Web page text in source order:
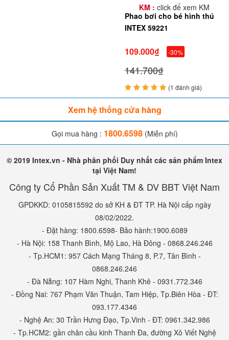
KM : click để xem KM
Phao bơi cho bé hình thú
INTEX 59221
109.000₫ -30%
141.700₫
(1 đánh giá)
Xem hệ thống cửa hàng
Gọi mua hàng : 1800.6598(Miễn phí)
© 2019 Intex.vn - Nhà phân phối Duy nhất các sản phẩm Intex
tại Việt Nam!
Công ty Cổ Phần Sản Xuất TM & DV BBT Việt Nam
GPDKKD: 0105815592 do sở KH & ĐT TP. Hà Nội cấp ngày
08/02/2022.
- Đặt hàng: 1800.6598- Bảo hành:1900.6089
- Hà Nội: 158 Thanh Bình, Mộ Lao, Hà Đông - 0868.246.246
- Tp.HCM1: 957 Cách Mạng Tháng 8, P.7, Tân Bình -
0868.246.246
- Đà Nẵng: 107 Hàm Nghi, Thanh Khê - 0931.772.346
- Đồng Nai: 767 Phạm Văn Thuận, Tam Hiệp, Tp.Biên Hòa - ĐT:
093.177.4346
- Nghệ An: 30 Trần Hưng Đạo, Tp.Vinh - ĐT: 0961.342.986
- Tp.HCM2: gần chân cầu kinh Thanh Đa, đường Xô Viết Nghệ